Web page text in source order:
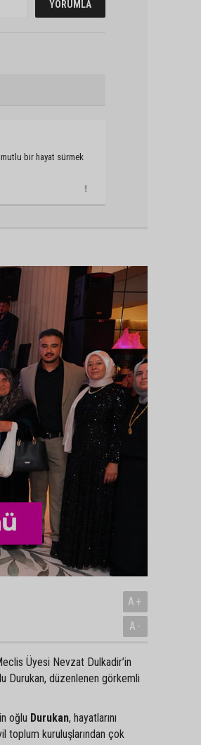
mutlu bir hayat sürmek
A+
A-
Üyesi Nevzat Dulkadir’in
Durukan, düzenlenen görkemli
oğlu Durukan, hayatlarını
toplum kuruluşlarından çok